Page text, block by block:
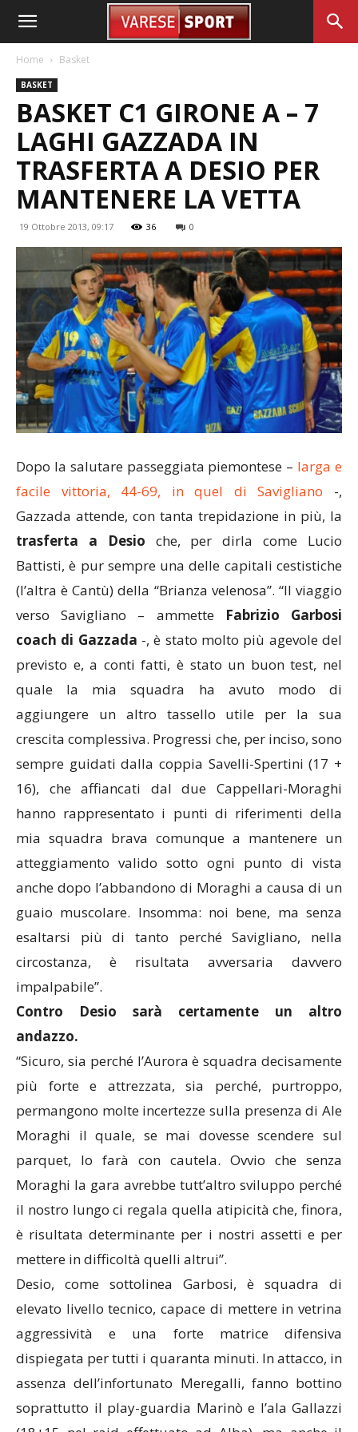
Home Basket
BASKET
BASKET C1 GIRONE A – 7
LAGHI GAZZADA IN
TRASFERTA A DESIO PER
MANTENERE LA VETTA
19 Ottobre 2013, 09:17 36 0
Dopo la salutare passeggiata piemontese – larga e
facile vittoria, 44-69, in quel di Savigliano -,
Gazzada attende, con tanta trepidazione in più, la
trasferta a Desio che, per dirla come Lucio
Battisti, è pur sempre una delle capitali cestistiche
(l’altra è Cantù) della “Brianza velenosa”. “Il viaggio
verso Savigliano – ammette Fabrizio Garbosi
coach di Gazzada -, è stato molto più agevole del
previsto e, a conti fatti, è stato un buon test, nel
quale la mia squadra ha avuto modo di
aggiungere un altro tassello utile per la sua
crescita complessiva. Progressi che, per inciso, sono
sempre guidati dalla coppia Savelli-Spertini (17 +
16), che affiancati dal due Cappellari-Moraghi
hanno rappresentato i punti di riferimenti della
mia squadra brava comunque a mantenere un
atteggiamento valido sotto ogni punto di vista
anche dopo l’abbandono di Moraghi a causa di un
guaio muscolare. Insomma: noi bene, ma senza
esaltarsi più di tanto perché Savigliano, nella
circostanza, è risultata avversaria davvero
impalpabile”.
Contro Desio sarà certamente un altro
andazzo.
“Sicuro, sia perché l’Aurora è squadra decisamente
più forte e attrezzata, sia perché, purtroppo,
permangono molte incertezze sulla presenza di Ale
Moraghi il quale, se mai dovesse scendere sul
parquet, lo farà con cautela. Ovvio che senza
Moraghi la gara avrebbe tutt’altro sviluppo perché
il nostro lungo ci regala quella atipicità che, finora,
è risultata determinante per i nostri assetti e per
mettere in difficoltà quelli altrui”.
Desio, come sottolinea Garbosi, è squadra di
elevato livello tecnico, capace di mettere in vetrina
aggressività e una forte matrice difensiva
dispiegata per tutti i quaranta minuti. In attacco, in
assenza dell’infortunato Meregalli, fanno bottino
soprattutto il play-guardia Marinò e l’ala Gallazzi